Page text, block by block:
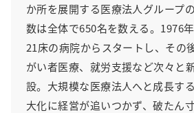
か所を展開する医療法人グループ
数は全体で650名を数える。1976
21床の病院からスタートし、その
がい者医療、就労支援など次々と
設。大規模な医療法人へと成長す
大化に経営が追いつかず、破たん